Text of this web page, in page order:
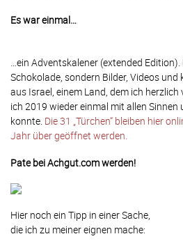
Es war einmal…
…ein Adventskalener (extended
Schokolade, sondern Bilder, Videos und
aus Israel, einem Land, dem ich
ich 2019 wieder einmal mit allen Sinnen
konnte. Die 31 „Türchen“ bleiben hier
Jahr über geöffnet werden.
Pate bei Achgut.com werden!
Hier noch ein Tipp in einer Sache,
die ich zu meiner eignen mache: